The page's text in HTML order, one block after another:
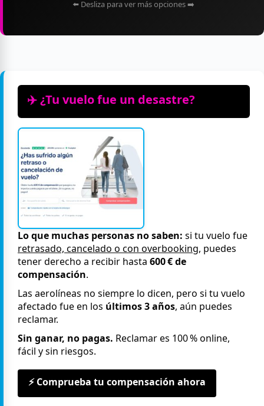
⬅️ Desliza para ver más opciones ➡️
✈️ ¿Tu vuelo fue un desastre?
Lo que muchas personas no saben: si tu vuelo fue
retrasado, cancelado o con overbooking, puedes
tener derecho a recibir hasta 600 € de
compensación.
Las aerolíneas no siempre lo dicen, pero si tu vuelo
afectado fue en los últimos 3 años, aún puedes
reclamar.
Sin ganar, no pagas. Reclamar es 100 % online,
fácil y sin riesgos.
⚡ Comprueba tu compensación ahora